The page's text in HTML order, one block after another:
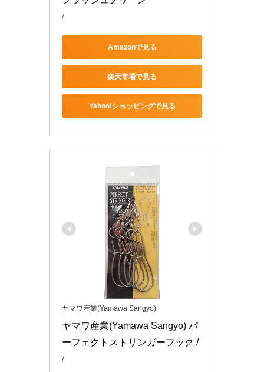
/
Amazonで見る
楽天市場で見る
Yahoo!ショッピングで見る
ヤマワ産業(Yamawa Sangyo)
ヤマワ産業(Yamawa Sangyo) パ
ーフェクトストリンガーフック /
/